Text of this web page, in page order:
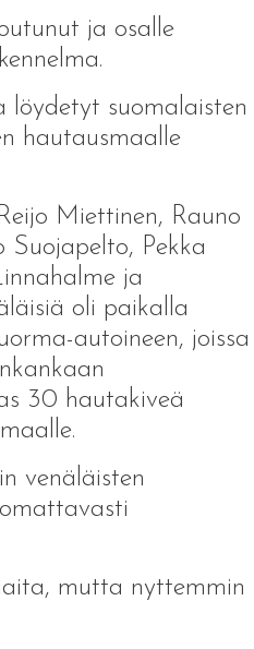
ja osalle
löydetyt suomalaisten
hautausmaalle
Miettinen, Rauno
Suojapelto, Pekka
ja
oli paikalla
autoineen, joissa
30 hautakiveä
venäläisten
mutta nyttemmin